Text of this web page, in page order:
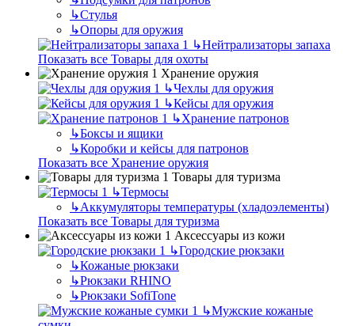
↳Стулья
↳Опоры для оружия
↳Нейтрализаторы запаха
Показать все Товары для охоты
Хранение оружия
↳Чехлы для оружия
↳Кейсы для оружия
↳Хранение патронов
↳Боксы и ящики
↳Коробки и кейсы для патронов
Показать все Хранение оружия
Товары для туризма
↳Термосы
↳Аккумуляторы температуры (хладоэлементы)
Показать все Товары для туризма
Аксессуары из кожи
↳Городские рюкзаки
↳Кожаные рюкзаки
↳Рюкзаки RHINO
↳Рюкзаки SofiTone
↳Мужские кожаные